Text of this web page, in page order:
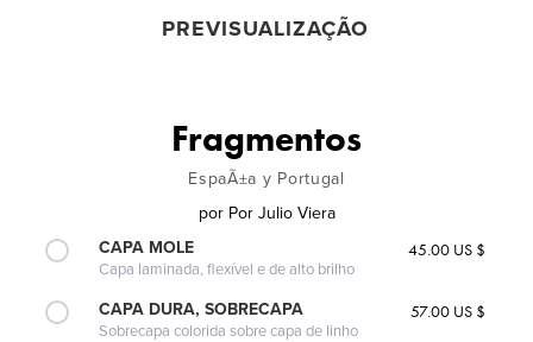
PREVISUALIZAÇÃO
Fragmentos
EspaÃ±a y Portugal
por Por Julio Viera
CAPA MOLE
Capa laminada, flexível e de alto brilho
45.00 US $
CAPA DURA, SOBRECAPA
Sobrecapa colorida sobre capa de linho
57.00 US $